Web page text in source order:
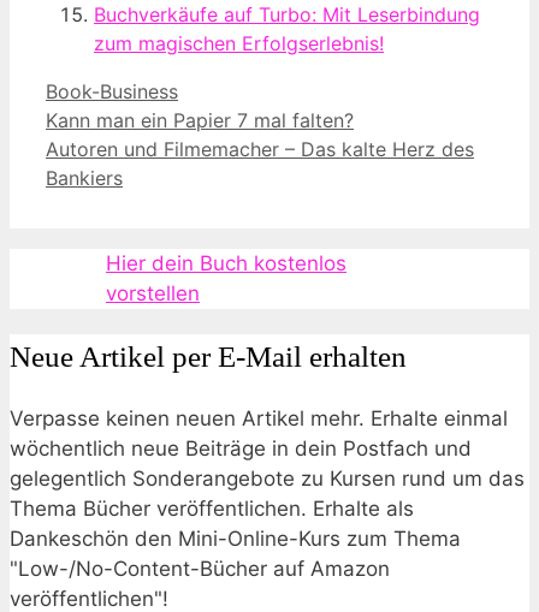
Buchverkäufe auf Turbo: Mit Leserbindung
zum magischen Erfolgserlebnis!
Kategorien
Book-Business
Kann man ein Papier 7 mal falten?
Autoren und Filmemacher – Das kalte Herz des
Bankiers
Hier dein Buch kostenlos
vorstellen
Neue Artikel per E-Mail erhalten
Verpasse keinen neuen Artikel mehr. Erhalte einmal
wöchentlich neue Beiträge in dein Postfach und
gelegentlich Sonderangebote zu Kursen rund um das
Thema Bücher veröffentlichen. Erhalte als
Dankeschön den Mini-Online-Kurs zum Thema
"Low-/No-Content-Bücher auf Amazon
veröffentlichen"!